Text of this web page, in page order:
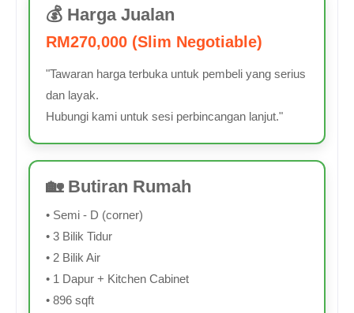
💰 Harga Jualan
RM270,000 (Slim Negotiable)
"Tawaran harga terbuka untuk pembeli yang serius
dan layak.
Hubungi kami untuk sesi perbincangan lanjut."
🏡 Butiran Rumah
• Semi - D (corner)
• 3 Bilik Tidur
• 2 Bilik Air
• 1 Dapur + Kitchen Cabinet
• 896 sqft